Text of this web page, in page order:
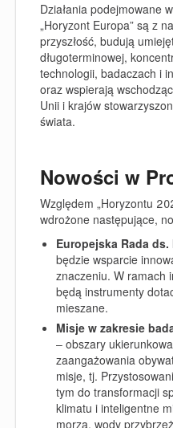
Działania podejmowane
„Horyzont Europa” są z
przyszłość, budują
długoterminowej,
technologii, badaczach i
oraz wspierają
Unii i krajów
świata.
Nowości w
Względem „Horyzontu
wdrożone następujące,
Europejska Rada
będzie wsparcie
znaczeniu. W ramach
będą instrumenty
mieszane.
Misje w zakresie
– obszary
zaangażowania
misje, tj.
tym do transformacji
klimatu i inteligentne
morza, wody